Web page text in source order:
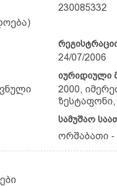
230085332
24/07/2006
იურიდიული
2000,
ზესტაფონი,
სამუშაო
ორშაბათი -